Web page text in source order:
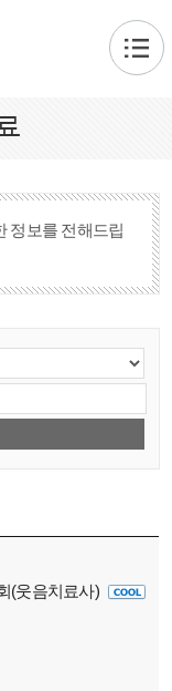
정보를 전해드립
(웃음치료사)